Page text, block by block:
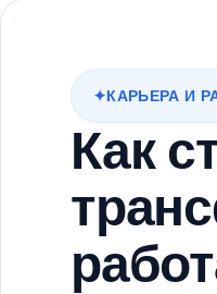
КАРЬЕРА И
Как